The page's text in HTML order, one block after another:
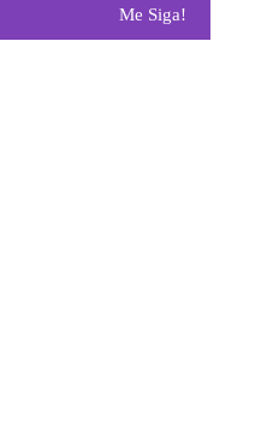
Me Siga!